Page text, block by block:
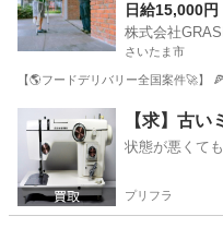
日給15,000円
株式会社
さいたま市
【🌎フードデリバリー全国案件🚀】
埼玉 さいたま市 ドライバー
【求】古
状態が悪くて
プリフラ